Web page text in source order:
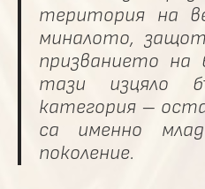
територия на
миналото,
призванието
тази изцяло
категория –
са именно
поколение.